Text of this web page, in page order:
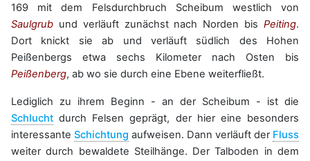
169 mit dem Felsdurchbruch Scheibum westlich von
Saulgrub und verläuft zunächst nach Norden bis Peiting.
Dort knickt sie ab und verläuft südlich des Hohen
Peißenbergs etwa sechs Kilometer nach Osten bis
Peißenberg, ab wo sie durch eine Ebene weiterfließt.
Lediglich zu ihrem Beginn - an der Scheibum - ist die
Schlucht durch Felsen geprägt, der hier eine besonders
interessante Schichtung aufweisen. Dann verläuft der Fluss
weiter durch bewaldete Steilhänge. Der Talboden in dem